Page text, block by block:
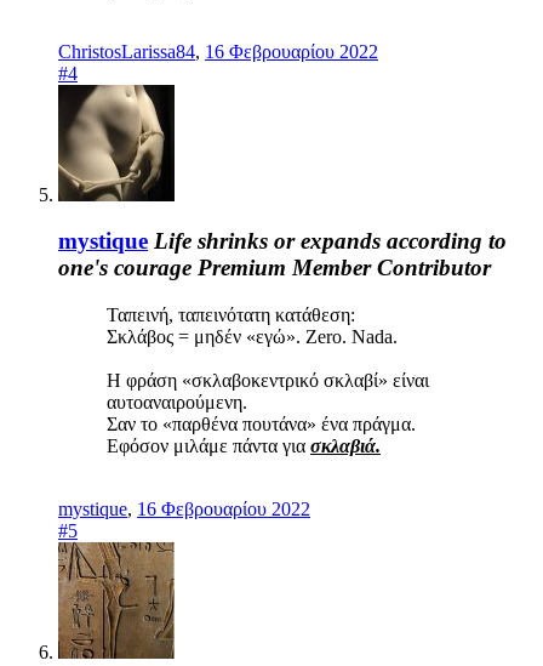
ChristosLarissa84, 16 Φεβρουαρίου 2022
#4
mystique Life shrinks or expands according to
one's courage Premium Member Contributor
Ταπεινή, ταπεινότατη κατάθεση:
Σκλάβος = μηδέν «εγώ». Zero. Nada.
Η φράση «σκλαβοκεντρικό σκλαβί» είναι
αυτοαναιρούμενη.
Σαν το «παρθένα πουτάνα» ένα πράγμα.
Εφόσον μιλάμε πάντα για σκλαβιά.
mystique, 16 Φεβρουαρίου 2022
#5